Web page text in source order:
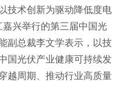
技术创新为驱动降低度电
兴举行的第三届中国光
副总裁李文学表示，以技
国光伏产业健康可持续发
越周期、推动行业高质量